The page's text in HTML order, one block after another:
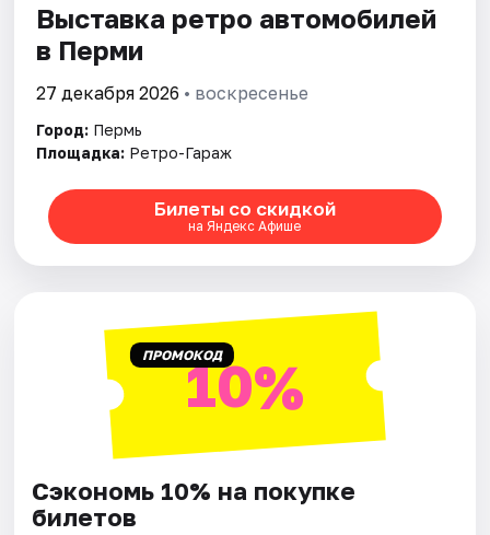
Площадки
Артисты
Выставка ретро автомобилей
в Перми
27 декабря 2026 • воскресенье
Город: Пермь
Площадка: Ретро-Гараж
Билеты со скидкой
на Яндекс Афише
ПРОМОКОД10%
Сэкономь 10% на покупке
билетов